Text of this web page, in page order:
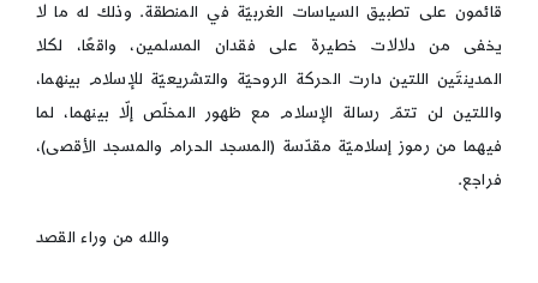
قائمون على تطبيق السياسات الغربيّة في المنطقة. وذلك له ما لا
يخفى من دلالات خطيرة على فقدان المسلمين، واقعًا، لكلا
المدينتَين اللتين دارت الحركة الروحيّة والتشريعيّة للإسلام بينهما،
واللتين لن تتمّ رسالة الإسلام مع ظهور المخلّص إلّا بينهما، لما
فيهما من رموز إسلاميّة مقدّسة (المسجد الحرام والمسجد الأقصى)،
فراجع.
والله من وراء القصد